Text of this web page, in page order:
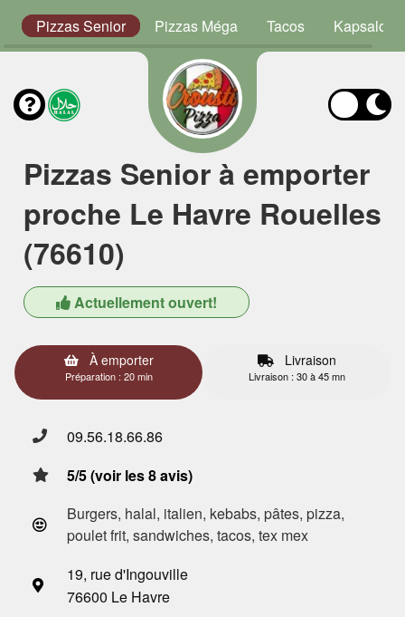
Pizzas Senior Pizzas Méga Tacos Kapsalon
Pizzas Senior à emporter
proche Le Havre Rouelles
(76610)
Actuellement ouvert!
À emporter
Préparation : 20 min
Livraison
Livraison : 30 à 45 mn
09.56.18.66.86
5/5 (voir les 8 avis)
Burgers, halal, italien, kebabs, pâtes, pizza,
poulet frit, sandwiches, tacos, tex mex
19, rue d'Ingouville
76600 Le Havre